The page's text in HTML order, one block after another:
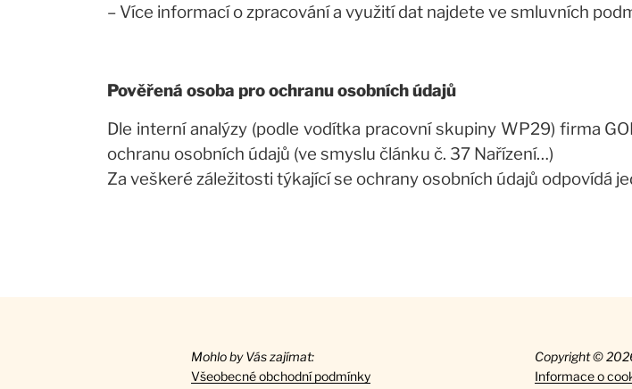
– Více informací o zpracování a využití dat najdete ve smluvních
Pověřená osoba pro ochranu osobních údajů
Dle interní analýzy (podle vodítka pracovní skupiny WP29) firma
ochranu osobních údajů (ve smyslu článku č. 37 Nařízení…)
Za veškeré záležitosti týkající se ochrany osobních údajů odpovídá
Mohlo by Vás zajímat:
Všeobecné obchodní podmínky
Copyright ©
Informace o